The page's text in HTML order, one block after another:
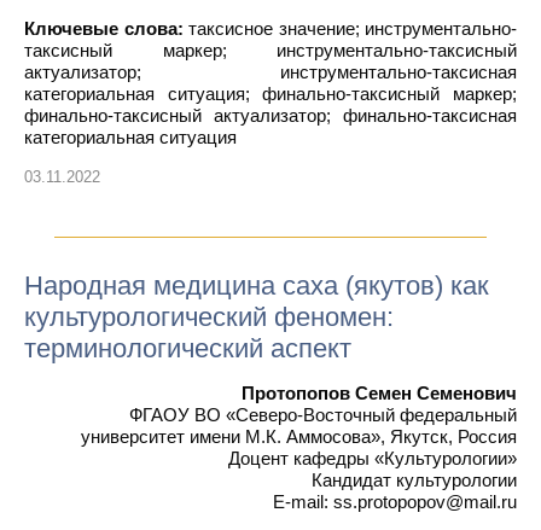
Ключевые слова: таксисное значение; инструментально-
таксисный маркер; инструментально-таксисный
актуализатор; инструментально-таксисная
категориальная ситуация; финально-таксисный маркер;
финально-таксисный актуализатор; финально-таксисная
категориальная ситуация
03.11.2022
Народная медицина саха (якутов) как
культурологический феномен:
терминологический аспект
Протопопов Семен Семенович
ФГАОУ ВО «Северо-Восточный федеральный
университет имени М.К. Аммосова», Якутск, Россия
Доцент кафедры «Культурологии»
Кандидат культурологии
E-mail: ss.protopopov@mail.ru